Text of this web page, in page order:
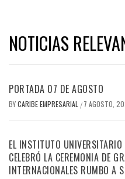
NOTICIAS
PORTADA 07 DE AGOSTO
BYCARIBE EMPRESARIAL / 7 AGOSTO,
EL INSTITUTO
CELEBRÓ LA CEREMONIA DE
INTERNACIONALES RUMBO A